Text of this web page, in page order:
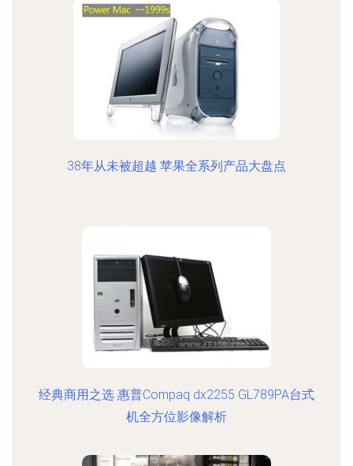
38年从未被超越 苹果全系列产品大盘点
经典商用之选 惠普Compaq dx2255 GL789PA台式
机全方位影像解析